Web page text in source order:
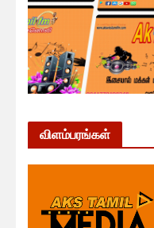
விளம்பரங்கள்